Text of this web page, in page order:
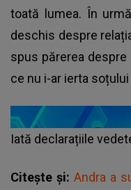
toată lumea. În
deschis despre
spus părerea
ce nu i-ar ierta soțului
Iată declarațiile
Citește și: Andra a